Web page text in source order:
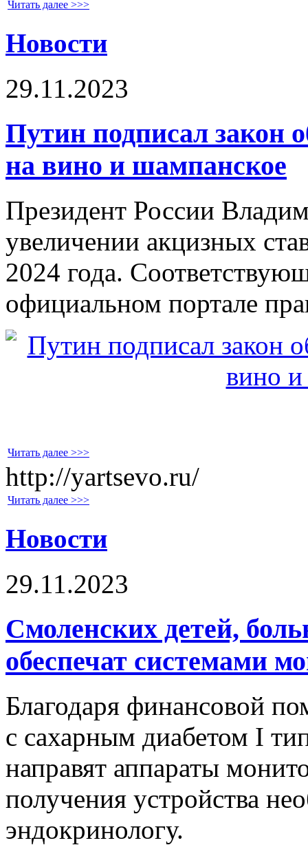
Читать далее >>>
Новости
29.11.2023
Путин подписал закон
на вино и шампанское
Президент России
увеличении акцизных
2024 года.
официальном портале
Читать далее >>>
http://yartsevo.ru/
Читать далее >>>
Новости
29.11.2023
Смоленских детей,
обеспечат системами
Благодаря финансовой
с сахарным диабетом I
направят аппараты
получения устройства
эндокринологу.